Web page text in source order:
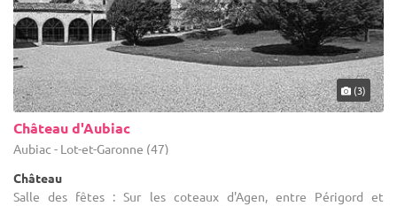
(3)
Château d'Aubiac
Aubiac - Lot-et-Garonne (47)
Château
Salle des fêtes : Sur les coteaux d'Agen, entre Périgord et